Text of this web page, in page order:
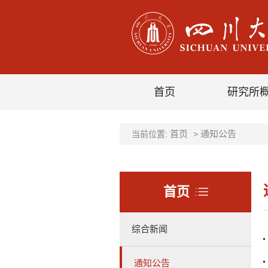
首页 研究所
当前位置: 首页 > 通知公告
首页
综合新闻
通知公告